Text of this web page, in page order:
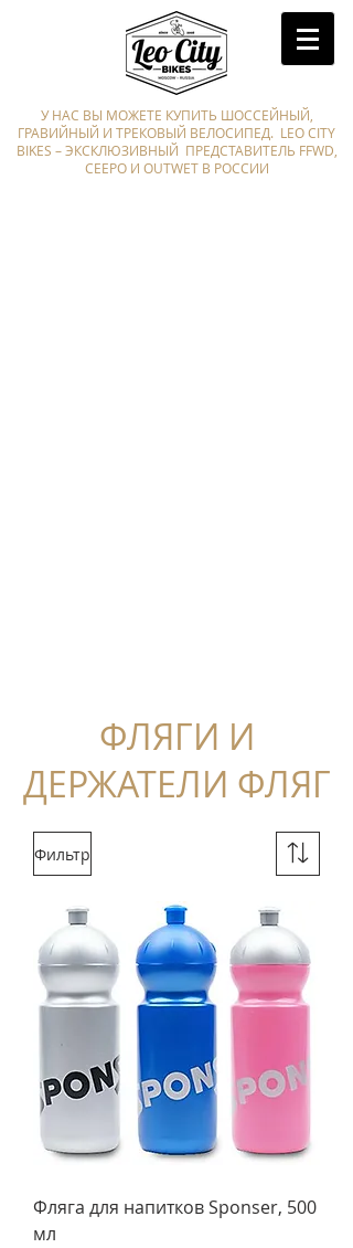
У НАС ВЫ МОЖЕТЕ КУПИТЬ ШОССЕЙНЫЙ,
ГРАВИЙНЫЙ И ТРЕКОВЫЙ ВЕЛОСИПЕД. LEO CITY
BIKES – ЭКСКЛЮЗИВНЫЙ ПРЕДСТАВИТЕЛЬ FFWD,
CEEPO И OUTWET В РОССИИ
ФЛЯГИ И
ДЕРЖАТЕЛИ ФЛЯГ
Фильтр
Фляга для напитков Sponser, 500
мл